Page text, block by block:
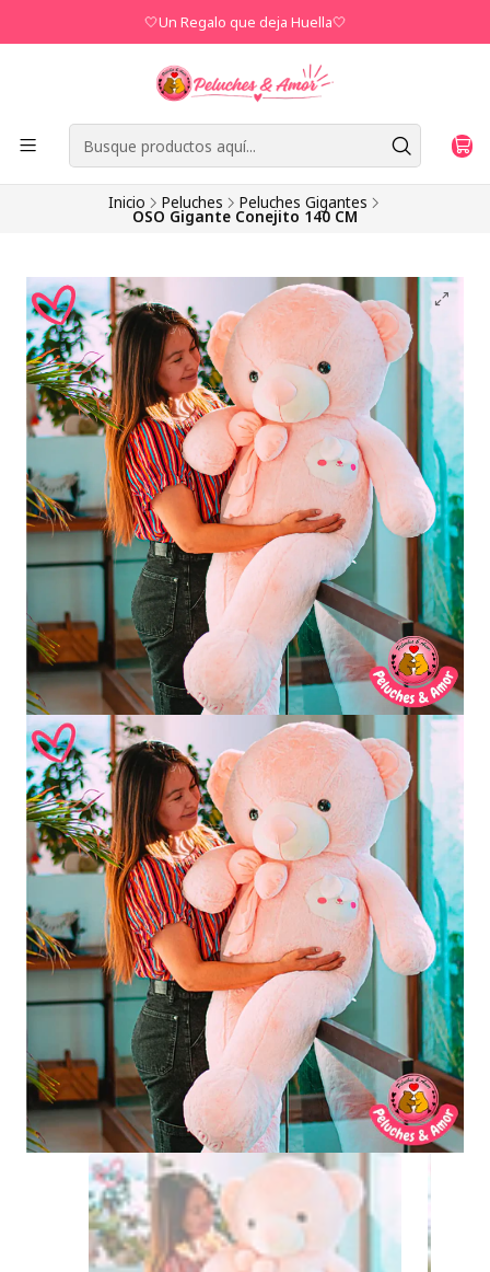
🤍Un Regalo que deja Huella🤍
Inicio Peluches Peluches Gigantes
OSO Gigante Conejito 140 CM